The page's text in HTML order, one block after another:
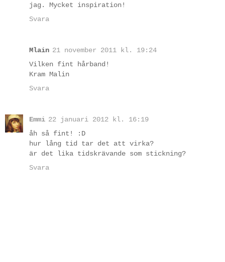
jag. Mycket inspiration!
Svara
Mlain 21 november 2011 kl. 19:24
Vilken fint hårband!
Kram Malin
Svara
Emmi 22 januari 2012 kl. 16:19
åh så fint! :D
hur lång tid tar det att virka?
är det lika tidskrävande som stickning?
Svara